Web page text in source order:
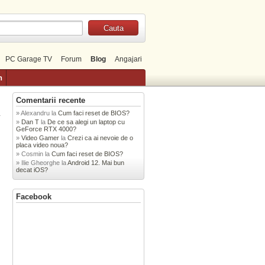
PC Garage TV Forum Blog Angajari
Comentarii recente
Alexandru la Cum faci reset de BIOS?
Dan T la De ce sa alegi un laptop cu
GeForce RTX 4000?
Video Gamer la Crezi ca ai nevoie de o
placa video noua?
Cosmin la Cum faci reset de BIOS?
Ilie Gheorghe laAndroid 12. Mai bun
decat iOS?
Facebook